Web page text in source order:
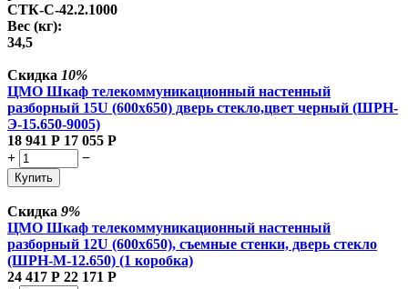
СТК-С-42.2.1000
Вес (кг):
34,5
Скидка 10%
ЦМО Шкаф телекоммуникационный настенный
разборный 15U (600х650) дверь стекло,цвет черный (ШРН-
Э-15.650-9005)
18 941 Р 17 055 Р
+
−
Купить
Скидка 9%
ЦМО Шкаф телекоммуникационный настенный
разборный 12U (600х650), съемные стенки, дверь стекло
(ШРН-М-12.650) (1 коробка)
24 417 Р 22 171 Р